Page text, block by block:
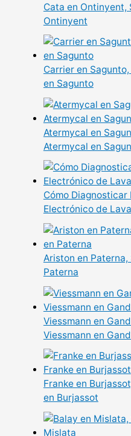
Cata en Ontinyent,
Ontinyent
Carrier en
en Sagunto
Atermycal en
Atermycal en
Cómo
Electrónico de
Ariston en
Paterna
Viessmann en
Viessmann en
Franke en
en Burjassot